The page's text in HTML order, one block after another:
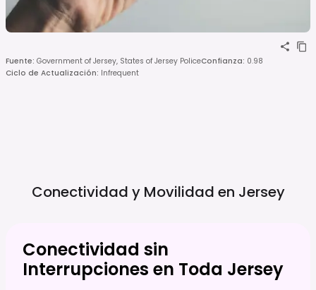
Fuente: Government of Jersey, States of Jersey PoliceConfianza: 0.98
Ciclo de Actualización: Infrequent
Conectividad y Movilidad en Jersey
Conectividad sin
Interrupciones en Toda Jersey